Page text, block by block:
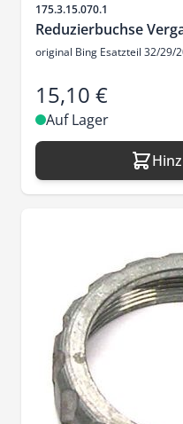
Artikelnr.
175.3.15.070.1
Reduzierbuchse
original Bing Esatzteil 32/29/
15,10 €
Auf Lager